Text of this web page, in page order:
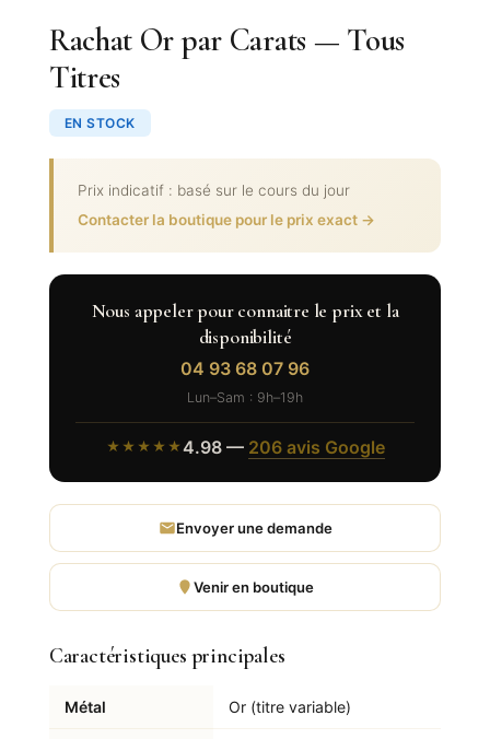
Rachat Or par Carats — Tous
Titres
EN STOCK
Prix indicatif : basé sur le cours du jour
Contacter la boutique pour le prix exact →
Nous appeler pour connaitre le prix et la
disponibilité
04 93 68 07 96
Lun–Sam : 9h–19h
★★★★★ 4.98 — 206 avis Google
Envoyer une demande
Venir en boutique
Caractéristiques principales
Métal Or (titre variable)